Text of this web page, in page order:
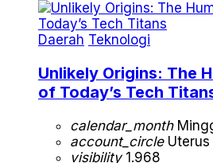
Daerah Teknologi
Unlikely Origins: The
of Today’s Tech
calendar_month
account_circleUterus
visibility1.968